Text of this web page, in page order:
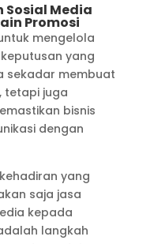
Sosial Media
Promosi
mengelola
yang
sekadar membuat
tetapi juga
bisnis
dengan
yang
saja jasa
kepada
langkah